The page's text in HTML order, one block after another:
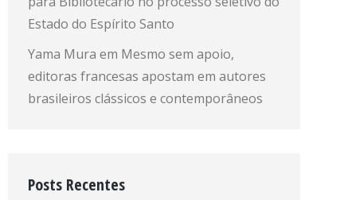
Estado do Espírito Santo
Yama Mura em Mesmo sem apoio,
editoras francesas apostam em autores
brasileiros clássicos e contemporâneos
Posts Recentes